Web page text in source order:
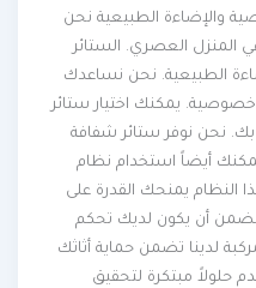
والإضاءة الطبيعية نحن
العصري. الستائر
الطبيعية. نحن نساعدك
يمكنك اختيار ستائر
نحن نوفر ستائر شفافة
أيضاً استخدام نظام
يمنحك القدرة على
أن يكون لديك تحكم
لدينا تضمن حماية أثاثك
مبتكرة لتحقيق